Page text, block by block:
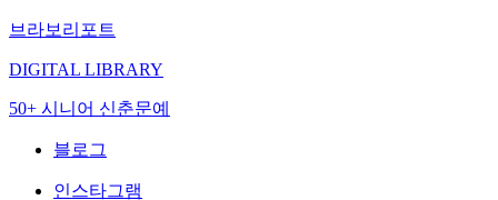
브라보리포트
DIGITAL LIBRARY
50+ 시니어 신춘문예
블로그
인스타그램